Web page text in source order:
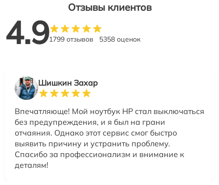
Отзывы клиентов
4.91799 отзывов 5358 оценок
Шишкин Захар
Впечатляюще! Мой ноутбук HP стал выключаться
без предупреждения, и я был на грани
отчаяния. Однако этот сервис смог быстро
выявить причину и устранить проблему.
Спасибо за профессионализм и внимание к
деталям!